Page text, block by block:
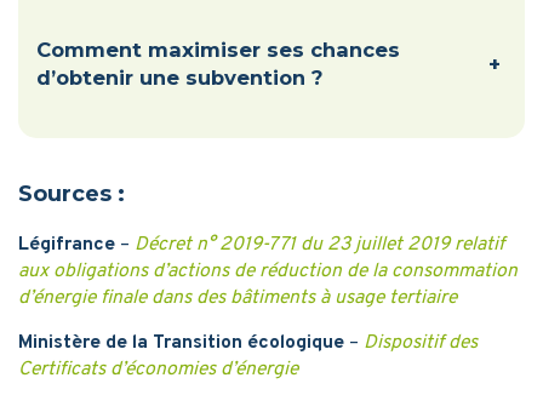
Comment maximiser ses chances
d’obtenir une subvention ?
+
Sources :
Légifrance – Décret n° 2019-771 du 23 juillet 2019 relatif
aux obligations d’actions de réduction de la consommation
d’énergie finale dans des bâtiments à usage tertiaire
Ministère de la Transition écologique – Dispositif des
Certificats d’économies d’énergie